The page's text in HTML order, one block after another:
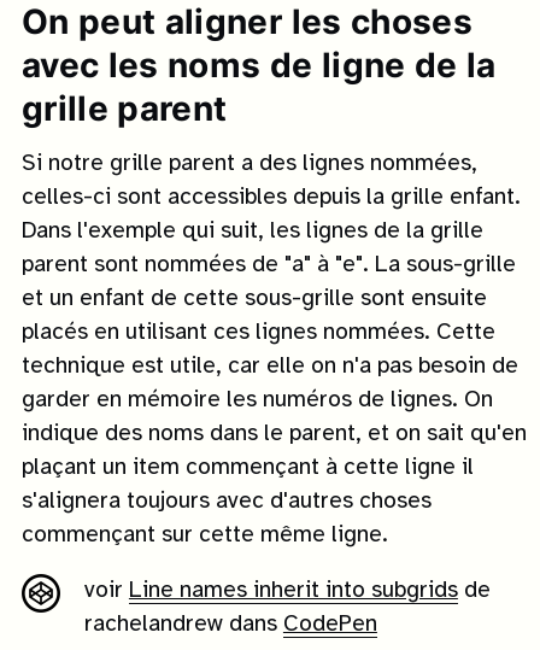
On peut aligner les choses
avec les noms de ligne de la
grille parent
Si notre grille parent a des lignes nommées,
celles-ci sont accessibles depuis la grille enfant.
Dans l'exemple qui suit, les lignes de la grille
parent sont nommées de "a" à "e". La sous-grille
et un enfant de cette sous-grille sont ensuite
placés en utilisant ces lignes nommées. Cette
technique est utile, car elle on n'a pas besoin de
garder en mémoire les numéros de lignes. On
indique des noms dans le parent, et on sait qu'en
plaçant un item commençant à cette ligne il
s'alignera toujours avec d'autres choses
commençant sur cette même ligne.
voir Line names inherit into subgridsde
rachelandrew dans CodePen